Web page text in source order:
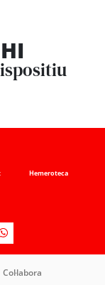
Hemeroteca
Col·labora